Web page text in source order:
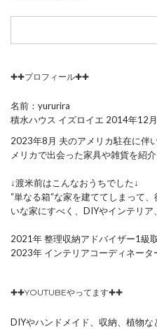
✚✚プロフィール✚✚
名前：yururira
積水ハウス イズロイエ 2014年12月
2023年8月 夫のアメリカ駐在に伴
メリカで出会った家具や雑貨を紹介
↓渡米前はこんなおうちでした↓
“単なる箱“な家を建ててしまって
いな家にすべく、DIYやインテリ
2021年 整理収納アドバイザー1級
2023年 インテリアコーディネータ
✚✚YOUTUBEやってます✚✚
DIYやハンドメイド、収納、植物